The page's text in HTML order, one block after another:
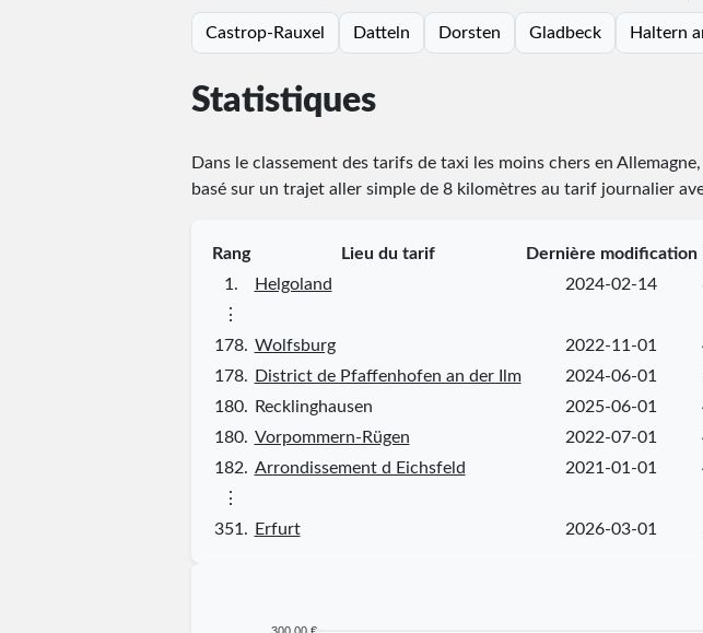
Castrop-Rauxel Datteln Dorsten Gladbeck Haltern
Statistiques
Dans le classement des tarifs de taxi les moins chers en
basé sur un trajet aller simple de 8 kilomètres au tarif journalier
Rang Lieu du tarif Dernière modification
1.
Helgoland 2024-02-14
⋮
178. Wolfsburg 2022-11-01
178.
District de Pfaffenhofen an der Ilm 2024-06-01
180.
Recklinghausen 2025-06-01
180. Vorpommern-Rügen 2022-07-01
182. Arrondissement d Eichsfeld 2021-01-01
⋮
351.
Erfurt 2026-03-01
300,00 €